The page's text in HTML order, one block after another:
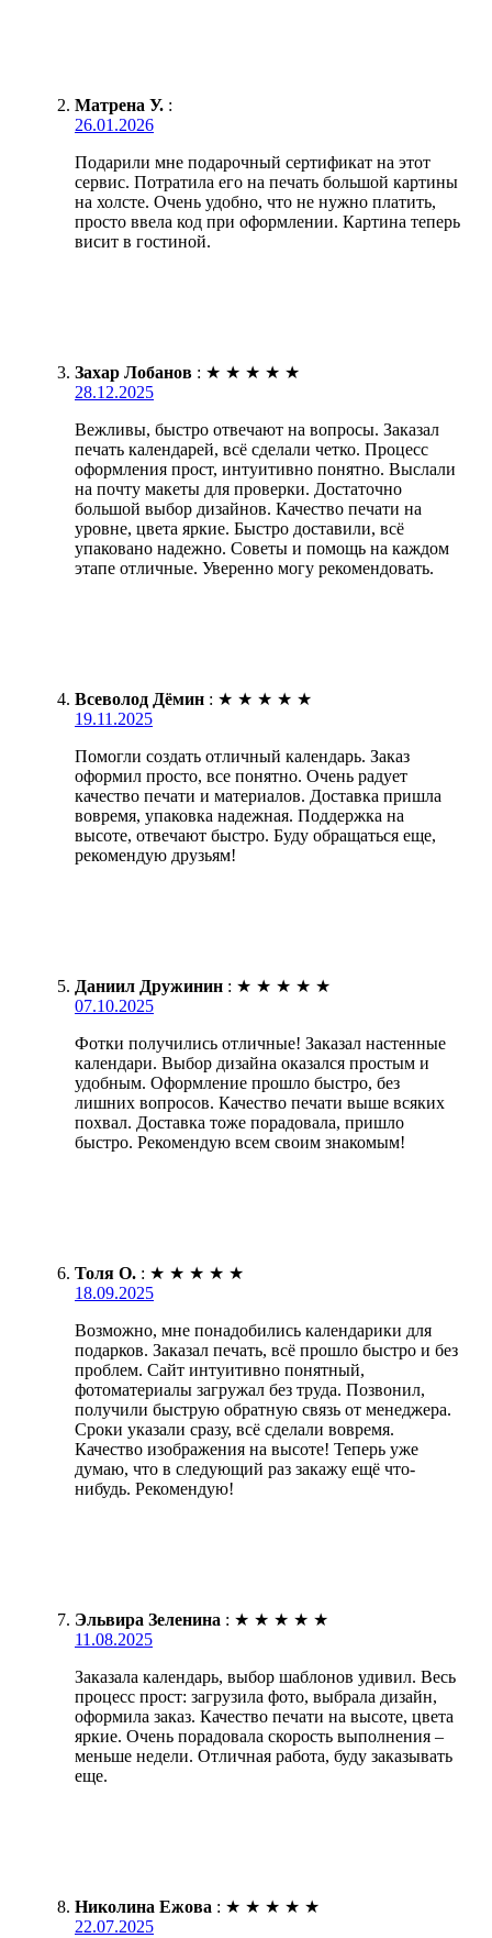
Матрена У. :
26.01.2026
Подарили мне подарочный сертификат на этот
сервис. Потратила его на печать большой картины
на холсте. Очень удобно, что не нужно платить,
просто ввела код при оформлении. Картина теперь
висит в гостиной.
Захар Лобанов : ★ ★ ★ ★ ★
28.12.2025
Вежливы, быстро отвечают на вопросы. Заказал
печать календарей, всё сделали четко. Процесс
оформления прост, интуитивно понятно. Выслали
на почту макеты для проверки. Достаточно
большой выбор дизайнов. Качество печати на
уровне, цвета яркие. Быстро доставили, всё
упаковано надежно. Советы и помощь на каждом
этапе отличные. Уверенно могу рекомендовать.
Всеволод Дёмин : ★ ★ ★ ★ ★
19.11.2025
Помогли создать отличный календарь. Заказ
оформил просто, все понятно. Очень радует
качество печати и материалов. Доставка пришла
вовремя, упаковка надежная. Поддержка на
высоте, отвечают быстро. Буду обращаться еще,
рекомендую друзьям!
Даниил Дружинин : ★ ★ ★ ★ ★
07.10.2025
Фотки получились отличные! Заказал настенные
календари. Выбор дизайна оказался простым и
удобным. Оформление прошло быстро, без
лишних вопросов. Качество печати выше всяких
похвал. Доставка тоже порадовала, пришло
быстро. Рекомендую всем своим знакомым!
Толя О. : ★ ★ ★ ★ ★
18.09.2025
Возможно, мне понадобились календарики для
подарков. Заказал печать, всё прошло быстро и без
проблем. Сайт интуитивно понятный,
фотоматериалы загружал без труда. Позвонил,
получили быструю обратную связь от менеджера.
Сроки указали сразу, всё сделали вовремя.
Качество изображения на высоте! Теперь уже
думаю, что в следующий раз закажу ещё что-
нибудь. Рекомендую!
Эльвира Зеленина : ★ ★ ★ ★ ★
11.08.2025
Заказала календарь, выбор шаблонов удивил. Весь
процесс прост: загрузила фото, выбрала дизайн,
оформила заказ. Качество печати на высоте, цвета
яркие. Очень порадовала скорость выполнения –
меньше недели. Отличная работа, буду заказывать
еще.
Николина Ежова : ★ ★ ★ ★ ★
22.07.2025